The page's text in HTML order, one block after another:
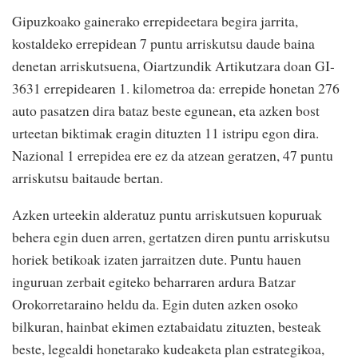
Gipuzkoako gainerako errepideetara begira jarrita,
kostaldeko errepidean 7 puntu arriskutsu daude baina
denetan arriskutsuena, Oiartzundik Artikutzara doan GI-
3631 errepidearen 1. kilometroa da: errepide honetan 276
auto pasatzen dira bataz beste egunean, eta azken bost
urteetan biktimak eragin dituzten 11 istripu egon dira.
Nazional 1 errepidea ere ez da atzean geratzen, 47 puntu
arriskutsu baitaude bertan.
Azken urteekin alderatuz puntu arriskutsuen kopuruak
behera egin duen arren, gertatzen diren puntu arriskutsu
horiek betikoak izaten jarraitzen dute. Puntu hauen
inguruan zerbait egiteko beharraren ardura Batzar
Orokorretaraino heldu da. Egin duten azken osoko
bilkuran, hainbat ekimen eztabaidatu zituzten, besteak
beste, legealdi honetarako kudeaketa plan estrategikoa,